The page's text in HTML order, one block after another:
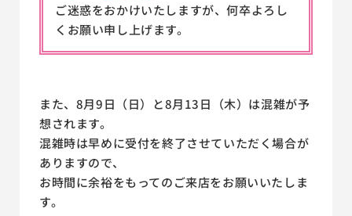
ご迷惑をおかけいたしますが、何卒よろし
くお願い申し上げます。
また、8月9日（日）と8月13日（木）は混雑が予
想されます。
混雑時は早めに受付を終了させていただく場合が
ありますので、
お時間に余裕をもってのご来店をお願いいたしま
す。